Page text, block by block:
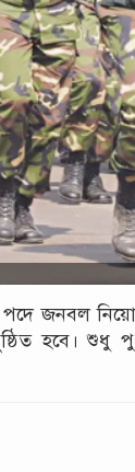
জনবল
হবে। শুধু